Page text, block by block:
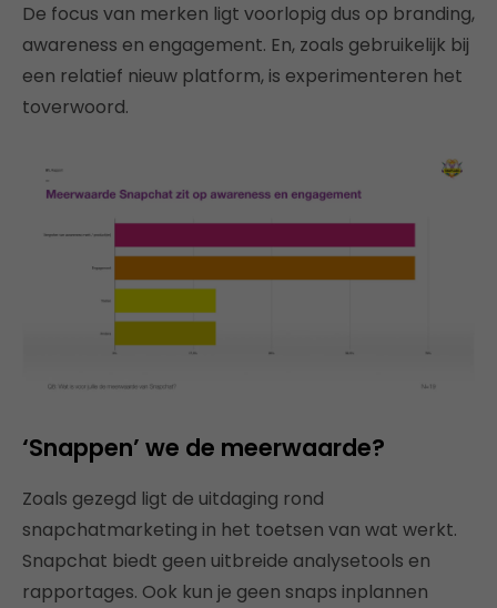
De focus van merken ligt voorlopig dus op branding,
awareness en engagement. En, zoals gebruikelijk bij
een relatief nieuw platform, is experimenteren het
toverwoord.
‘Snappen’ we de meerwaarde?
Zoals gezegd ligt de uitdaging rond
snapchatmarketing in het toetsen van wat werkt.
Snapchat biedt geen uitbreide analysetools en
rapportages. Ook kun je geen snaps inplannen